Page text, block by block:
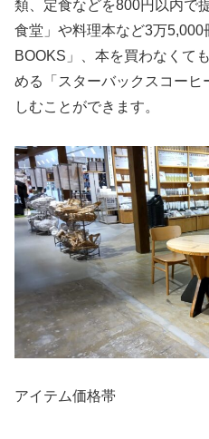
類、定食などを800円以内で
食堂」や料理本など3万5,000
BOOKS」、本を買わなくて
める「スターバックスコー
しむことができます。
アイテム価格帯